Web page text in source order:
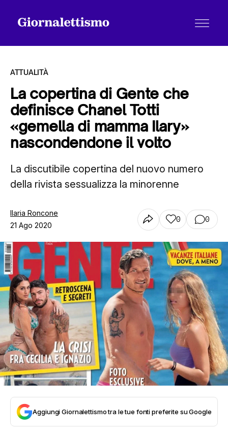
Tutti gli articoli
ATTUALITÀ
La copertina di Gente che
definisce Chanel Totti
«gemella di mamma Ilary»
nascondendone il volto
La discutibile copertina del nuovo numero
della rivista sessualizza la minorenne
Ilaria Roncone
21 Ago 2020
0 0
Aggiungi Giornalettismo tra le tue fonti preferite su Google